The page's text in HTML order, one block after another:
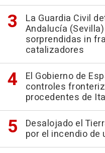
La Guardia Civil
Andalucía
sorprendidas in
catalizadores
El Gobierno de
controles
procedentes de
Desalojado el
por el incendio de